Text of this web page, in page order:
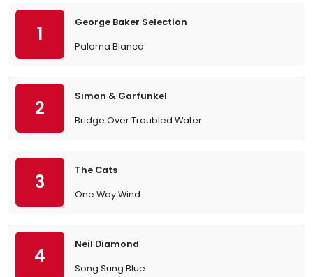
1
George Baker Selection
Paloma Blanca
2
Simon & Garfunkel
Bridge Over Troubled Water
3
The Cats
One Way Wind
4
Neil Diamond
Song Sung Blue